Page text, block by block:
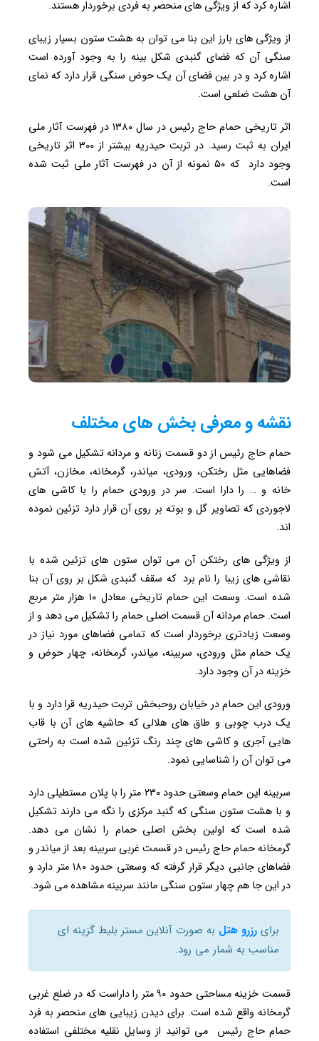
اشاره کرد که از ویژگی های منحصر به فردی برخوردار هستند.
از ویژگی های بارز این بنا می توان به هشت ستون بسیار زیبای
سنگی آن که فضای گنبدی شکل بینه را به وجود آورده است
اشاره کرد و در بین فضای آن یک حوض سنگی قرار دارد که نمای
آن هشت ضلعی است.
اثر تاریخی حمام حاج رئیس در سال ۱۳۸۰ در فهرست آثار ملی
ایران به ثبت رسید. در تربت حیدریه بیشتر از ۳۰۰ اثر تاریخی
وجود دارد که ۵۰ نمونه از آن در فهرست آثار ملی ثبت شده
است.
نقشه و معرفی بخش های مختلف
حمام حاج رئیس از دو قسمت زنانه و مردانه تشکیل می شود و
فضاهایی مثل رختکن، ورودی، میاندر، گرمخانه، مخازن، آتش
خانه و … را دارا است. سر در ورودی حمام را با کاشی های
لاجوردی که تصاویر گل و بوته بر روی آن قرار دارد تزئین نموده
اند.
از ویژگی های رختکن آن می توان ستون های تزئین شده با
نقاشی های زیبا را نام برد که سقف گنبدی شکل بر روی آن بنا
شده است. وسعت این حمام تاریخی معادل ۱۰ هزار متر مربع
است. حمام مردانه آن قسمت اصلی حمام را تشکیل می دهد و از
وسعت زیادتری برخوردار است که تمامی فضاهای مورد نیاز در
یک حمام مثل ورودی، سربینه، میاندر، گرمخانه، چهار حوض و
خزینه در آن وجود دارد.
ورودی این حمام در خیابان روحبخش تربت حیدریه قرا دارد و با
یک درب چوبی و طاق های هلالی که حاشیه های آن با قاب
هایی آجری و کاشی های چند رنگ تزئین شده است به راحتی
می توان آن را شناسایی نمود.
سربینه این حمام وسعتی حدود ۲۳۰ متر را با پلان مستطیلی دارد
و با هشت ستون سنگی که گنبد مرکزی را نگه می دارند تشکیل
شده است که اولین بخش اصلی حمام را نشان می دهد.
گرمخانه حمام حاج رئیس در قسمت غربی سربینه بعد از میاندر و
فضاهای جانبی دیگر قرار گرفته که وسعتی حدود ۱۸۰ متر دارد و
در این جا هم چهار ستون سنگی مانند سربینه مشاهده می شود.
برای رزرو هتل به صورت آنلاین مستر بلیط گزینه ای
مناسب به شمار می رود.
قسمت خزینه مساحتی حدود ۹۰ متر را داراست که در ضلع غربی
گرمخانه واقع شده است. برای دیدن زیبایی های منحصر به فرد
حمام حاج رئیس می توانید از وسایل نقلیه مختلفی استفاده